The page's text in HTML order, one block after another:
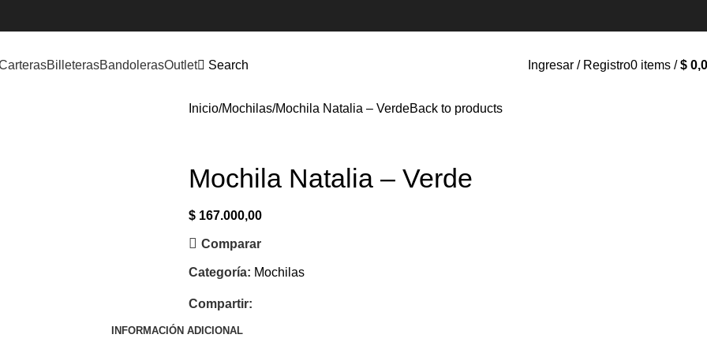
BilleterasBandolerasOutlet Search Ingresar / Registro0 items / $
Inicio Mochilas Mochila Natalia – VerdeBack to products
Mochila Natalia – Verde
$ 167.000,00
Comparar
Categoría: Mochilas
Compartir:
INFORMACIÓN ADICIONAL